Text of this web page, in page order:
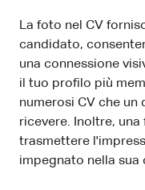
La foto nel CV
candidato,
una connessione
il tuo profilo più
numerosi CV che
ricevere. Inoltre,
trasmettere
impegnato nella sua